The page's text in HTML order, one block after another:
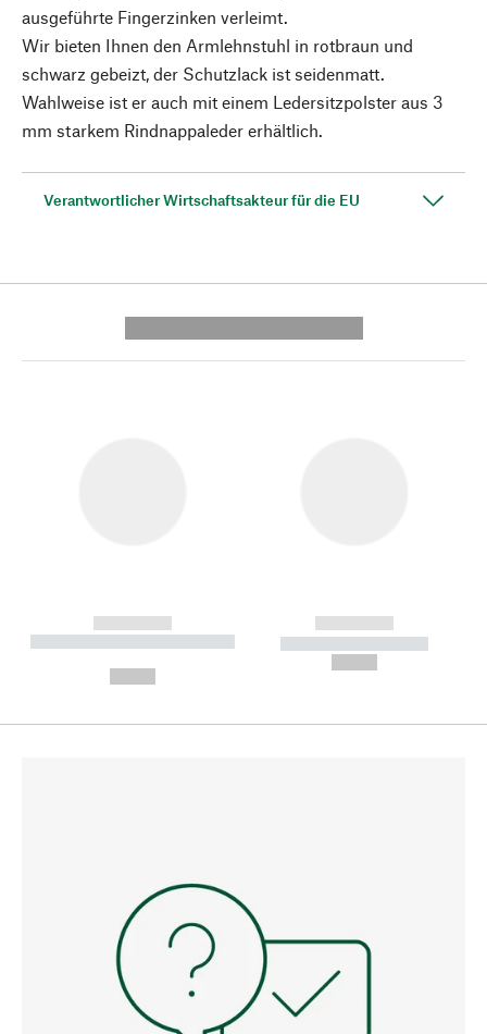
ausgeführte Fingerzinken verleimt.
Wir bieten Ihnen den Armlehnstuhl in rotbraun und
schwarz gebeizt, der Schutzlack ist seidenmatt.
Wahlweise ist er auch mit einem Ledersitzpolster aus 3
mm starkem Rindnappaleder erhältlich.
Verantwortlicher Wirtschaftsakteur für die EU
------------
----------- ----------- --------
------------
----------- -----------